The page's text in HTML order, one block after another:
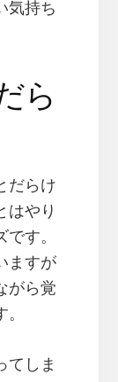
気持ち
ら
だらけ
はやり
す。
ますが
がら覚
てしま